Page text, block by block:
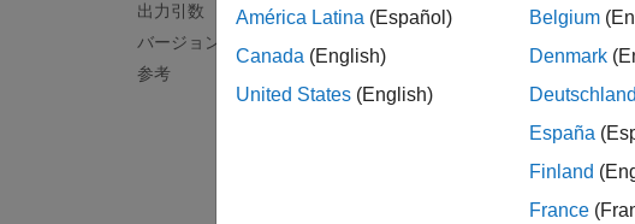
出力引数
バージョン履歴
参考
コンポーネント
ィブなコンフィ
América Latina (Español)
Canada (English)
United States (English)
Belgium
Denmark
Deutschland
España
Finland
France